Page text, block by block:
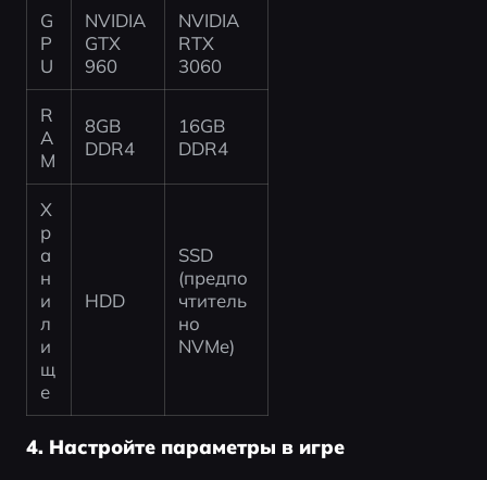
G
P
U
NVIDIA
GTX
960
NVIDIA
RTX
3060
R
A
M
8GB
DDR4
16GB
DDR4
Х
р
а
н
и
л
и
щ
е
HDD
SSD
(предпо
чтитель
но
NVMe)
4. Настройте параметры в игре